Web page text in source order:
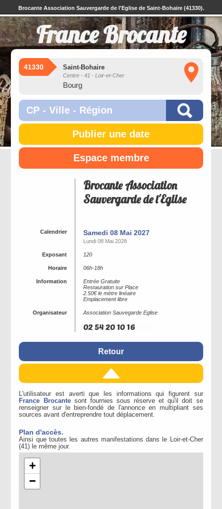
Brocante Association Sauvergarde de l'Eglise de Saint-Bohaire (41330).
France Brocante
41330 Saint-Bohaire
Centre - 41 - Loir-et-Cher
Bourg
Publier une date
Espace membre
Brocante Association
Sauvergarde de l'Eglise
Calendrier Samedi 08 Mai 2027
Lundi 08 Mai 2028
Exposant 120
Horaire 06h-18h
Information
Entrée Gratuite
Restauration sur Place
2.50€ le mètre linéaire
Emplacement libre
Organisateur Association Sauvegarde Eglise
Retour
L'utilisateur est averti que les informations qui figurent sur
France Brocantesont fournies sous réserve et qu'il doit se
renseigner sur le bien-fondé de l'annonce en multipliant ses
sources avant d'entreprendre tout déplacement.
Plan d'accès.
Ainsi que toutes les autres manifestations dans le Loir-et-Cher
(41) le même jour.
+
−